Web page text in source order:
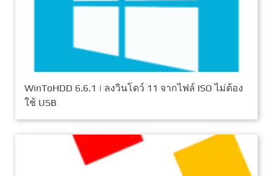
WinToHDD 6.6.1 | ลงวินโดว์ 11 จากไฟล์ ISO ไม่ต้อง
ใช้ USB